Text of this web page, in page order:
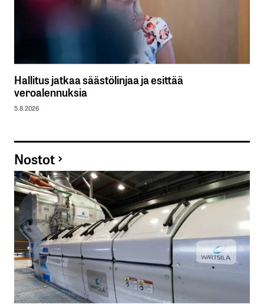
Hallitus jatkaa säästölinjaa ja esittää
veroalennuksia
5.8.2026
Nostot